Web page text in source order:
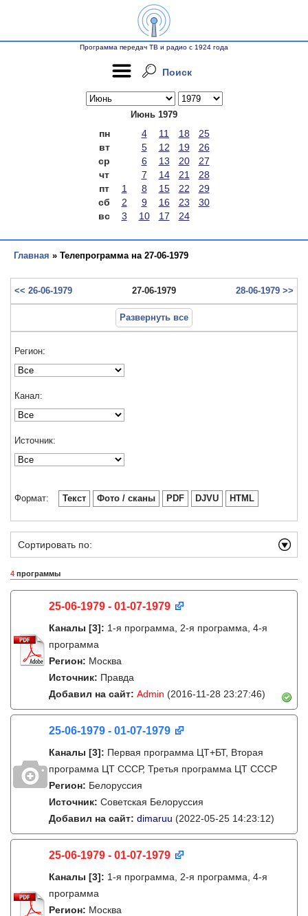
Программа передач ТВ и радио с 1924 года
Поиск
Июнь 1979
пн 4 11 18
25
вт
5 12 19
26
ср
6 13 20
27
чт
7 14 21
28
пт
1 8 15 22
29
сб
2 9 16 23
30
вс
3 10 17 24
Главная » Телепрограмма на 27-06-1979
<< 26-06-1979 27-06-1979 28-06-1979 >>
Развернуть все
Регион:
Канал:
Источник:
Формат: Текст Фото / сканы PDF DJVU HTML
Сортировать по:
4 программы
25-06-1979 - 01-07-1979
Каналы [3]: 1-я программа, 2-я программа, 4-я
программа
Регион: Москва
Источник: Правда
Добавил на сайт: Admin (2016-11-28 23:27:46)
25-06-1979 - 01-07-1979
Каналы [3]: Первая программа ЦТ+БТ, Вторая
программа ЦТ ССCР, Третья программа ЦТ ССCР
Регион: Белоруссия
Источник: Советская Белоруссия
Добавил на сайт: dimaruu (2022-05-25 14:23:12)
25-06-1979 - 01-07-1979
Каналы [3]: 1-я программа, 2-я программа, 4-я
программа
Регион: Москва